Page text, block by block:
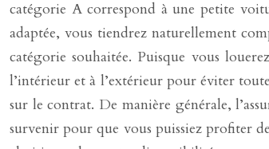
catégorie A correspond à une petite
adaptée, vous tiendrez naturellement
catégorie souhaitée. Puisque vous
l’intérieur et à l’extérieur pour éviter
sur le contrat. De manière générale,
survenir pour que vous puissiez profiter